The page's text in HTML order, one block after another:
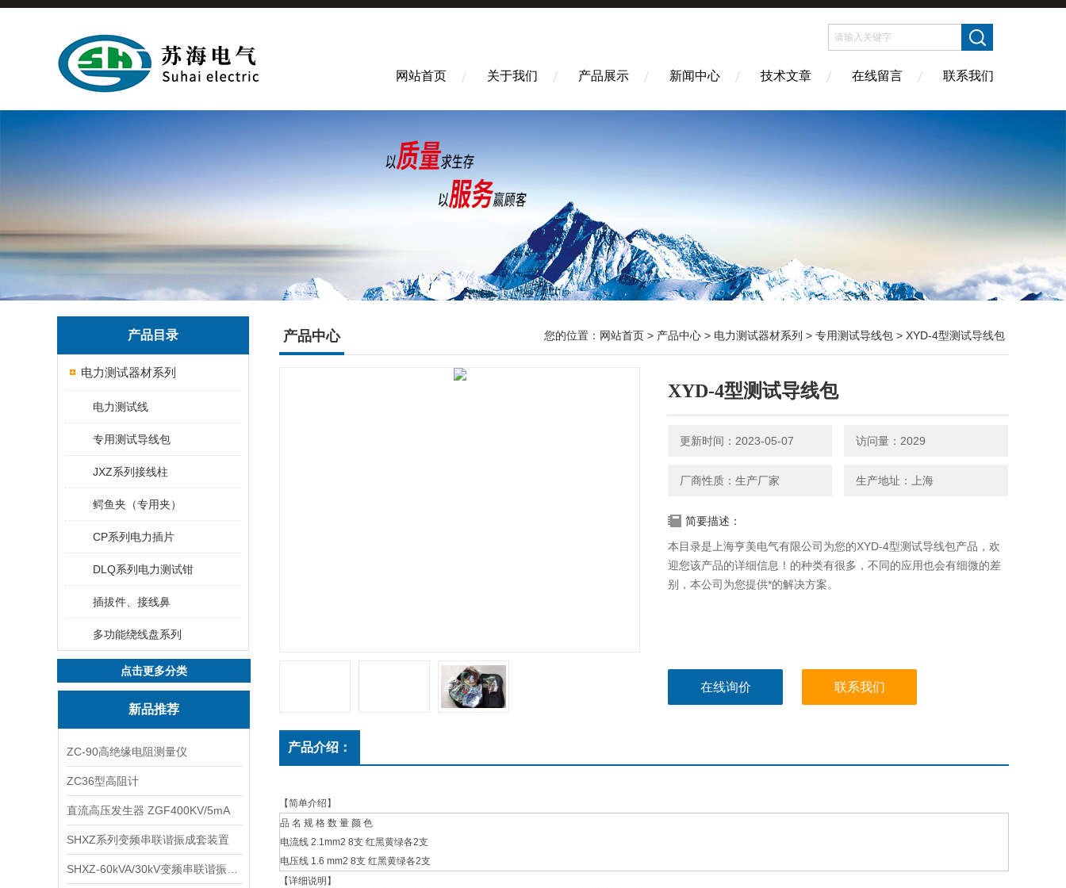
网站首页 关于我们 产品展示 新闻中心 技术文章 在线留言 联系我们
产品目录
电力测试器材系列
电力测试线
专用测试导线包
JXZ系列接线柱
鳄鱼夹（专用夹）
CP系列电力插片
DLQ系列电力测试钳
插拔件、接线鼻
多功能绕线盘系列
点击更多分类
新品推荐
ZC-90高绝缘电阻测量仪
ZC36型高阻计
直流高压发生器 ZGF400KV/5mA
SHXZ系列变频串联谐振成套装置
产品中心 您的位置： 网站首页 > 产品中心 > 电力测试器材系列 > 专用测试导线包 > XYD-4型测试导线包
XYD-4型测试导线包
更新时间：2023-05-07 访问量：2029
厂商性质：生产厂家 生产地址：上海
简要描述：
本目录是上海亨美电气有限公司为您的XYD-4型测试导线包产品，欢
迎您该产品的详细信息！的种类有很多，不同的应用也会有细微的差
别，本公司为您提供*的解决方案。
在线询价 联系我们
产品介绍：
【简单介绍】
品 名 规 格 数 量 颜 色
电流线 2.1mm2 8支 红黑黄绿各2支
电压线 1.6 mm2 8支 红黑黄绿各2支
【详细说明】